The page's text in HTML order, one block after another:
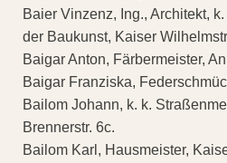
Baier Vinzenz, Ing., Architekt,
der Baukunst, Kaiser
Baigar Anton, Färbermeister,
Baigar Franziska,
Bailom Johann, k. k.
Brennerstr. 6c.
Bailom Karl, Hausmeister,